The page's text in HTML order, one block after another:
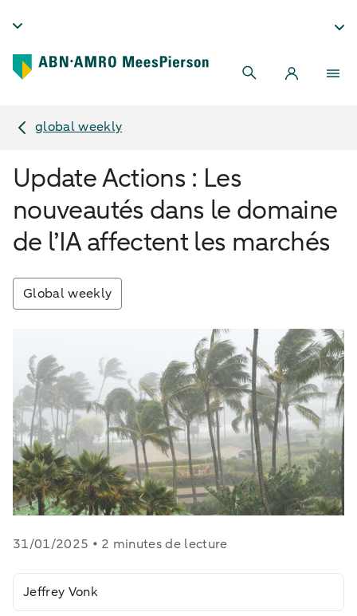
global weekly
Update Actions : Les
nouveautés dans le domaine
de l’IA affectent les marchés
Global weekly
31/01/2025 • 2 minutes de lecture
Jeffrey Vonk